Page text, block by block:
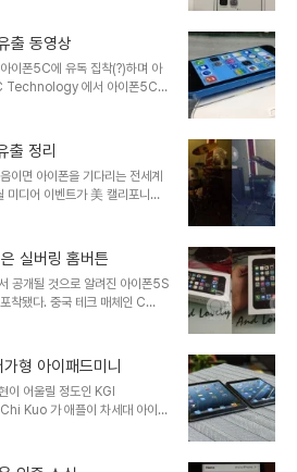
함께 그간 루머로만 알려졌
부분이다. . 아이폰5S 패키지
밤 WSJ에서는 새로운 아이폰
는 확인을 한바가 있다. iOS 7은
아주 애플의 쿠퍼티노
출 동영상
이폰5C에 유독 집착(?)하며 아
Technology 에서 아이폰5C
리 동영상을 공개했다. 해당 동영
는 어려워 보인다. C Tech 는
상을 공개한적이 있다.(참고) 美
개한 유출된 아이폰5C 레드 컬
개한 블루 컬러와 유사해보인다.
사진을 공개하기도 했는데 신
출 정리
면 아이폰을 기다리는 전세계
미디어 이벤트가 美 캘리포니아
11일 새벽2시)된다. 독일에서
좋아하는 사람들에게 있어서 관
이벤트를 하루 앞두고 '아이폰
문서는 미디어 이벤트를 개최한
알려진 'Special Media
4 부터 아이폰5S까지 기존 기
실버링 홈버튼
공개될 것으로 알려진 아이폰5S
착됐다. 중국 테크 매체인 C
라 주장하는 사진을 공개했고
이 아이폰5S의 지문인식 센서
(mobile wallet)의 보안을 위해
는 루머는 끊임없이 제기되어
업체인 Authentec 의 인수를 위
지 공개된 iOS 7 베타 버전에서
형 아이패드미니
이 어울릴 정도인 KGI
Kuo 가 애플이 차세대 아이패
할 것이며 아이패드미니2는 레
드 라인업이 2013년 4분기에